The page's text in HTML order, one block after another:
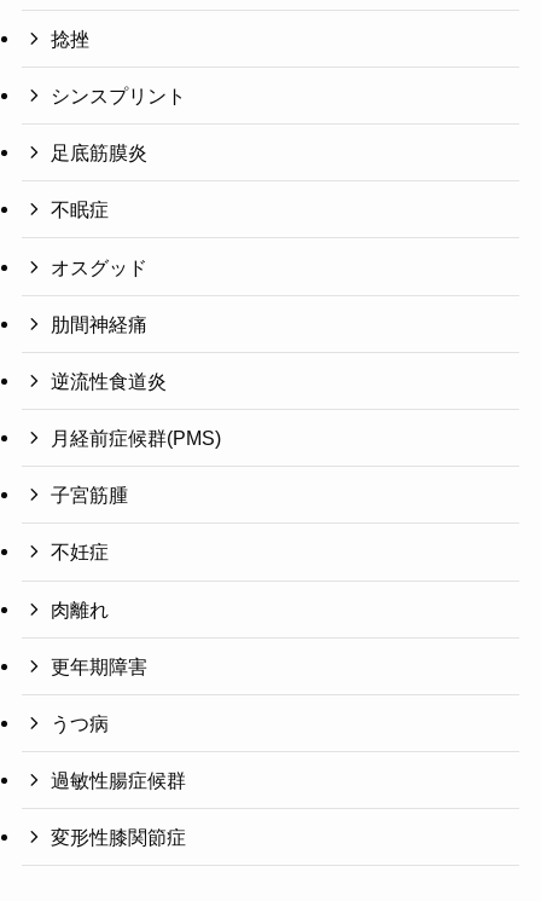
捻挫
シンスプリント
足底筋膜炎
不眠症
オスグッド
肋間神経痛
逆流性食道炎
月経前症候群(PMS)
子宮筋腫
不妊症
肉離れ
更年期障害
うつ病
過敏性腸症候群
変形性膝関節症